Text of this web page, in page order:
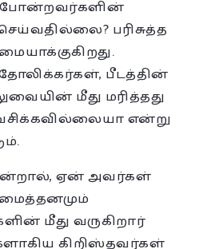
போன்றவர்களின்
பரிசுத்த
பீடத்தின்
மீது மரித்தது
என்று
ஏன் அவர்கள்
மீது வருகிறார்
கிறிஸ்தவர்கள்